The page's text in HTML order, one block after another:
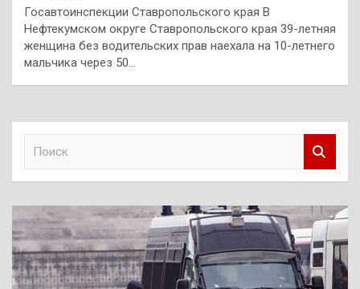
Госавтоинспекции Ставропольского края В
Нефтекумском округе Ставропольского края 39-летняя
женщина без водительских прав наехала на 10-летнего
мальчика через 50…
к